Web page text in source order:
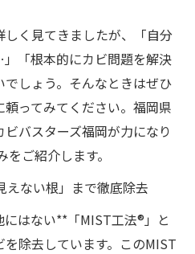
く見てきましたが、「自分
「根本的にカビ問題を解決
しょう。そんなときはぜひ
ってみてください。福岡県
バスターズ福岡が力になり
ご紹介します。
えない根」まで徹底除去
はない**「MIST工法®」と
除去しています。このMIST